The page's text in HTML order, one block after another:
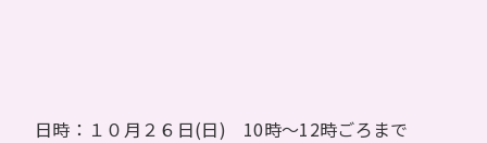
日時：１０月２６日(日) 10時～12時ごろまで